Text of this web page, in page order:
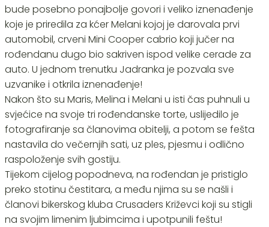
bude posebno ponajbolje govori i veliko iznenađenje
koje je priredila za kćer Melani kojoj je darovala prvi
automobil, crveni Mini Cooper cabrio koji jučer na
rođendanu dugo bio sakriven ispod velike cerade za
auto. U jednom trenutku Jadranka je pozvala sve
uzvanike i otkrila iznenađenje!
Nakon što su Maris, Melina i Melani u isti čas puhnuli u
svjećice na svoje tri rođendanske torte, uslijedilo je
fotografiranje sa članovima obitelji, a potom se fešta
nastavila do večernjih sati, uz ples, pjesmu i odlično
raspoloženje svih gostiju.
Tijekom cijelog popodneva, na rođendan je pristiglo
preko stotinu čestitara, a među njima su se našli i
članovi bikerskog kluba Crusaders Križevci koji su stigli
na svojim limenim ljubimcima i upotpunili feštu!